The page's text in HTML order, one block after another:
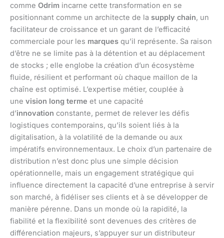
comme Odrim incarne cette transformation en se
positionnant comme un architecte de la supply chain, un
facilitateur de croissance et un garant de l’efficacité
commerciale pour les marques qu’il représente. Sa raison
d’être ne se limite pas à la détention et au déplacement
de stocks ; elle englobe la création d’un écosystème
fluide, résilient et performant où chaque maillon de la
chaîne est optimisé. L’expertise métier, couplée à
une vision long terme et une capacité
d’innovation constante, permet de relever les défis
logistiques contemporains, qu’ils soient liés à la
digitalisation, à la volatilité de la demande ou aux
impératifs environnementaux. Le choix d’un partenaire de
distribution n’est donc plus une simple décision
opérationnelle, mais un engagement stratégique qui
influence directement la capacité d’une entreprise à servir
son marché, à fidéliser ses clients et à se développer de
manière pérenne. Dans un monde où la rapidité, la
fiabilité et la flexibilité sont devenues des critères de
différenciation majeurs, s’appuyer sur un distributeur